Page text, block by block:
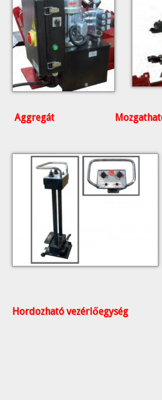
Aggregát Mozgatható
Hordozható vezérlőegység